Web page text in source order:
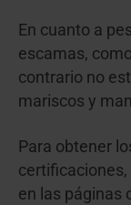
En cuanto a
escamas,
contrario no
mariscos y
Para obtener
en las páginas